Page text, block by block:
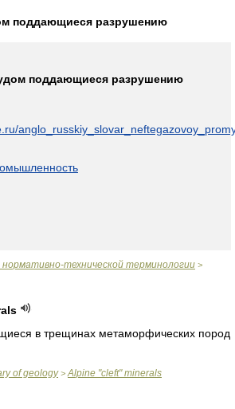
поддающиеся разрушению
поддающиеся разрушению
нормативно-технической терминологии >
в трещинах метаморфических пород
of geology> Alpine "cleft" minerals